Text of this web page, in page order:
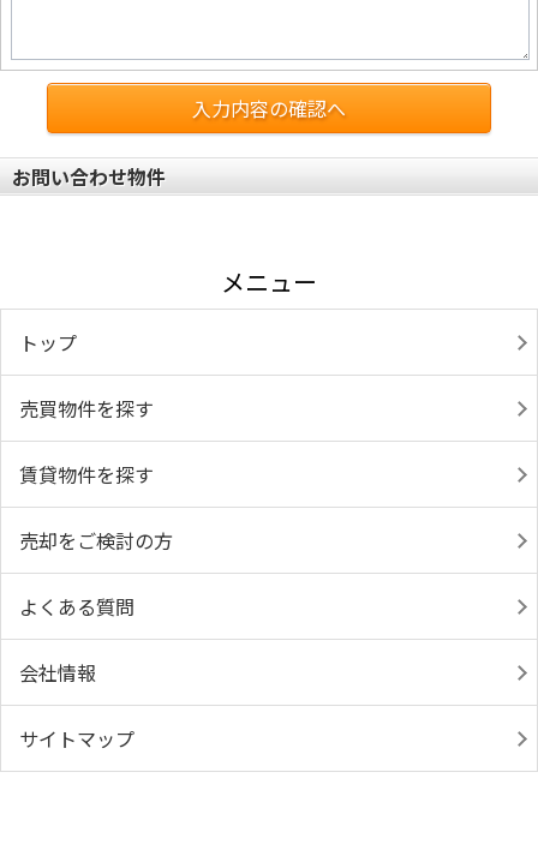
入力内容の確認へ
お問い合わせ物件
メニュー
トップ
売買物件を探す
賃貸物件を探す
売却をご検討の方
よくある質問
会社情報
サイトマップ